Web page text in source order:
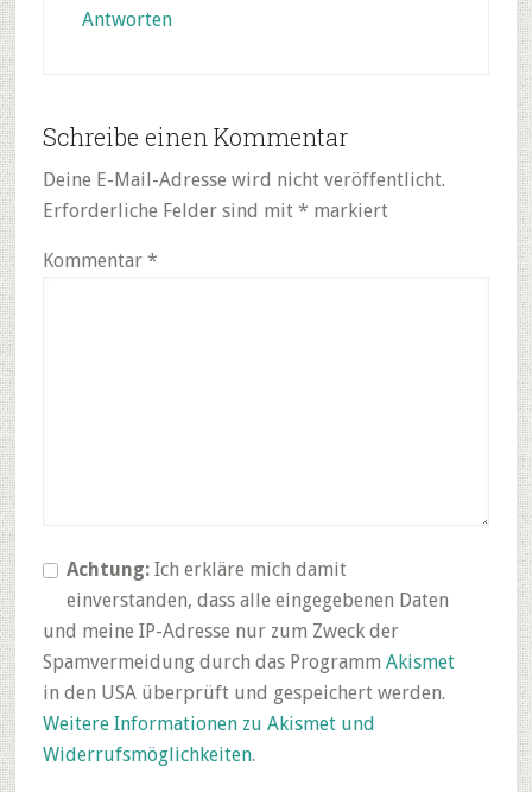
Antworten
Schreibe einen Kommentar
Deine E-Mail-Adresse wird nicht veröffentlicht.
Erforderliche Felder sind mit * markiert
Kommentar *
Achtung:Ich erkläre mich damit
einverstanden, dass alle eingegebenen Daten
und meine IP-Adresse nur zum Zweck der
Spamvermeidung durch das Programm Akismet
in den USA überprüft und gespeichert werden.
Weitere Informationen zu Akismet und
Widerrufsmöglichkeiten.